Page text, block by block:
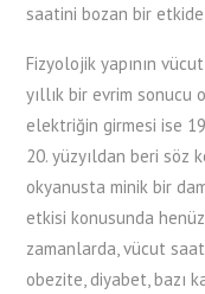
saatini bozan bir
Fizyolojik yapının
yıllık bir evrim sonucu
elektriğin girmesi ise
20. yüzyıldan beri söz
okyanusta minik bir
etkisi konusunda
zamanlarda, vücut
obezite, diyabet, bazı